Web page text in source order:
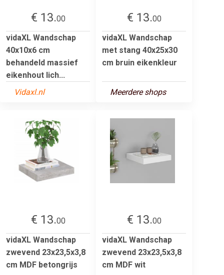
€ 13.00
vidaXL Wandschap
40x10x6 cm
behandeld massief
eikenhout lich...
Vidaxl.nl
€ 13.00
vidaXL Wandschap
met stang 40x25x30
cm bruin eikenkleur
Meerdere shops
€ 13.00
vidaXL Wandschap
zwevend 23x23,5x3,8
cm MDF betongrijs
€ 13.00
vidaXL Wandschap
zwevend 23x23,5x3,8
cm MDF wit